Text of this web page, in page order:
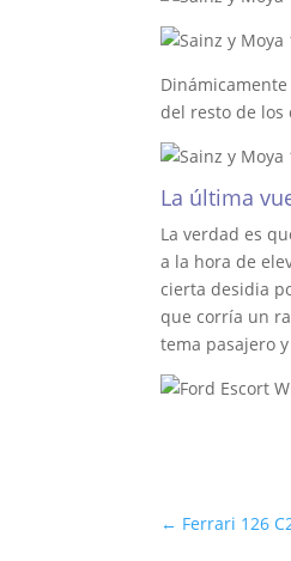
del resto de los
La última
La verdad es
a la hora de
cierta desidia
que corría un
tema pasajero
← Ferrari 126